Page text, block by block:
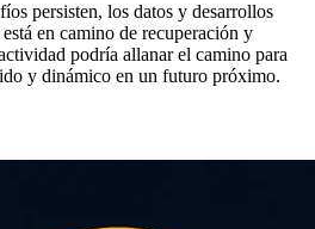
persisten, los datos y desarrollos
en camino de recuperación y
podría allanar el camino para
y dinámico en un futuro próximo.